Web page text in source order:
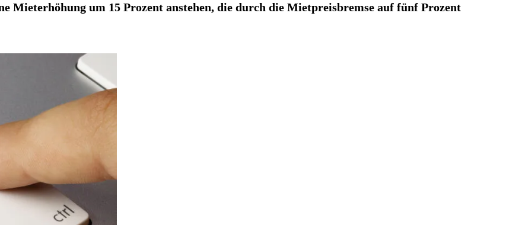
Mieterhöhung um 15 Prozent anstehen, die durch die Mietpreisbremse auf fünf Prozent